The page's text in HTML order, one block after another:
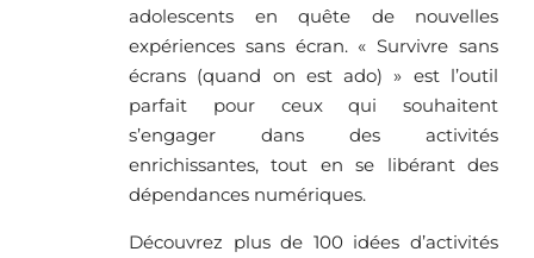
adolescents en quête de nouvelles
expériences sans écran. « Survivre sans
écrans (quand on est ado) » est l’outil
parfait pour ceux qui souhaitent
s’engager dans des activités
enrichissantes, tout en se libérant des
dépendances numériques.
Découvrez plus de 100 idées d’activités